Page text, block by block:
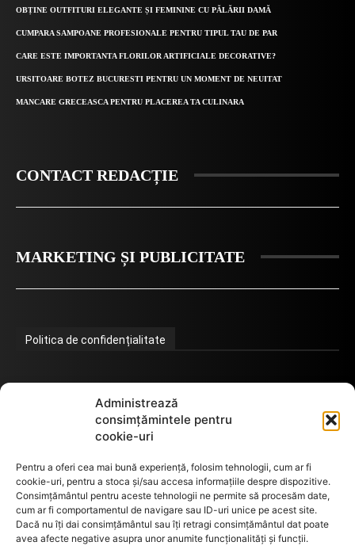
Administrează
consimțămintele pentru
cookie-uri
Pentru a oferi cea mai bună experiență, folosim tehnologii, cum ar fi
cookie-uri, pentru a stoca și/sau accesa informațiile despre dispozitive.
Consimțământul pentru aceste tehnologii ne permite să procesăm date,
cum ar fi comportamentul de navigare sau ID-uri unice pe acest site.
Dacă nu îți dai consimțământul sau îți retragi consimțământul dat poate
avea afecte negative asupra unor anumite funcționalități și funcții.
OBȚINE OUTFITURI ELEGANTE ȘI FEMININE CU PĂLĂRII DAMĂ
CUMPARA SAMPOANE PROFESIONALE PENTRU TIPUL TAU DE PAR
CARE ESTE IMPORTANTA FLORILOR ARTIFICIALE DECORATIVE?
URSITOARE BOTEZ BUCURESTI PENTRU UN MOMENT DE NEUITAT
MANCARE GRECEASCA PENTRU PLACEREA TA CULINARA
CONTACT REDACȚIE
MARKETING ȘI PUBLICITATE
Politica de confidențialitate
Termeni de utilizare
GDPR